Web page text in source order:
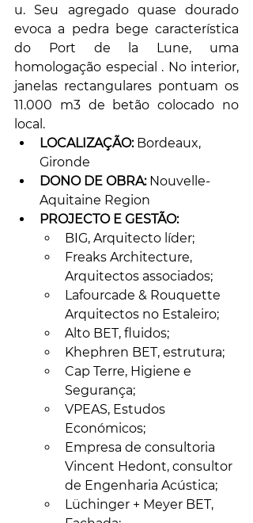
u. Seu agregado quase dourado
evoca a pedra bege característica
do Port de la Lune, uma
homologação especial . No interior,
janelas rectangulares pontuam os
11.000 m3 de betão colocado no
local.
LOCALIZAÇÃO: Bordeaux,
Gironde
DONO DE OBRA: Nouvelle-
Aquitaine Region
PROJECTO E GESTÃO:
BIG, Arquitecto líder;
Freaks Architecture,
Arquitectos associados;
Lafourcade & Rouquette
Arquitectos no Estaleiro;
Alto BET, fluidos;
Khephren BET, estrutura;
Cap Terre, Higiene e
Segurança;
VPEAS, Estudos
Económicos;
Empresa de consultoria
Vincent Hedont, consultor
de Engenharia Acústica;
Lüchinger + Meyer BET,